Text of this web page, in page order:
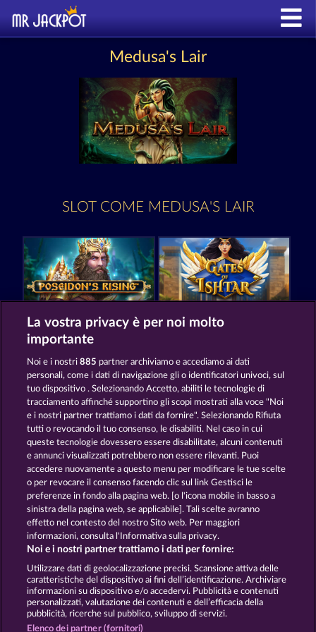
Medusa's Lair
SLOT COME MEDUSA'S LAIR
Poseidon's Rising Gates Of Ishtar
Demi Gods V Aura of Jupiter
Termini e condizioni
Informativa sulla privacy e cookies
Note legali Società FAQ
Invia richiesta di recesso
La vostra privacy è per noi molto
importante
Noi e i nostri885 partner archiviamo e accediamo ai dati
personali, come i dati di navigazione gli o identificatori univoci, sul
tuo dispositivo . Selezionando Accetto, abiliti le tecnologie di
tracciamento affinché supportino gli scopi mostrati alla voce "Noi
e i nostri partner trattiamo i dati da fornire". Selezionando Rifiuta
tutti o revocando il tuo consenso, le disabiliti. Nel caso in cui
queste tecnologie dovessero essere disabilitate, alcuni contenuti
e annunci visualizzati potrebbero non essere rilevanti. Puoi
accedere nuovamente a questo menu per modificare le tue scelte
o per revocare il consenso facendo clic sul link Gestisci le
preferenze in fondo alla pagina web. [o l'icona mobile in basso a
sinistra della pagina web, se applicabile]. Tali scelte avranno
effetto nel contesto del nostro Sito web. Per maggiori
informazioni, consulta l'Informativa sulla privacy.
Noi e i nostri partner trattiamo i dati per fornire:
Utilizzare dati di geolocalizzazione precisi. Scansione attiva delle
caratteristiche del dispositivo ai fini dell’identificazione. Archiviare
informazioni su dispositivo e/o accedervi. Pubblicità e contenuti
personalizzati, valutazione dei contenuti e dell’efficacia della
pubblicità, ricerche sul pubblico, sviluppo di servizi.
Elenco dei partner (fornitori)